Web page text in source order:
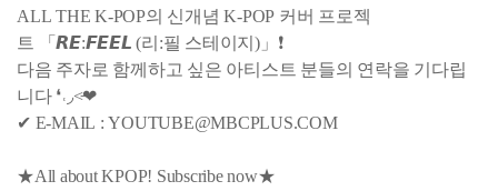
ALL THE K-POP의 신개념 K-POP 커버 프로젝
트 「𝙍𝙀:𝙁𝙀𝙀𝙇 (리:필 스테이지)」❗
다음 주자로 함께하고 싶은 아티스트 분들의 연락을 기다립
니다 ❛˓◞˂̵❤
✔ E-MAIL : YOUTUBE@MBCPLUS.COM
★All about KPOP! Subscribe now★